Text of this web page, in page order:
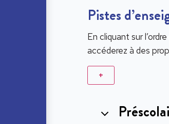
Pistes
En cliquant sur
accéderez à des
+